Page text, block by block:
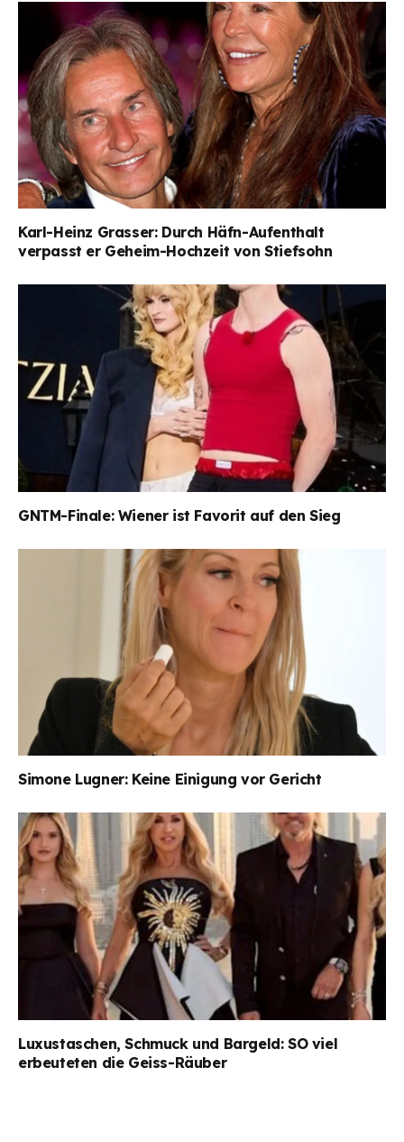
Karl-Heinz Grasser: Durch Häfn-Aufenthalt
verpasst er Geheim-Hochzeit von Stiefsohn
GNTM-Finale: Wiener ist Favorit auf den Sieg
Simone Lugner: Keine Einigung vor Gericht
Luxustaschen, Schmuck und Bargeld: SO viel
erbeuteten die Geiss-Räuber